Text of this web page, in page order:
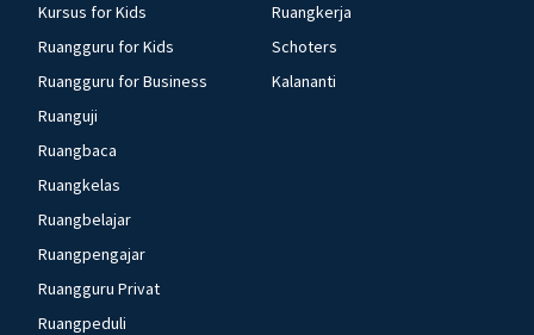
Kursus for Kids
Ruangguru for Kids
Ruangguru for Business
Ruanguji
Ruangbaca
Ruangkelas
Ruangbelajar
Ruangpengajar
Ruangguru Privat
Ruangpeduli
Ruangkerja
Schoters
Kalananti